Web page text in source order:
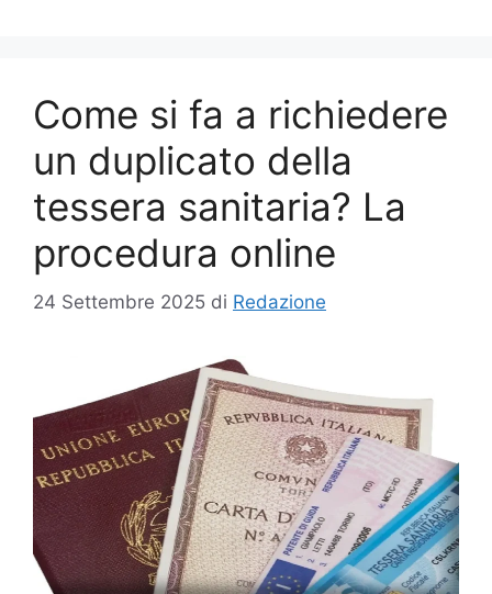
Come si fa a richiedere
un duplicato della
tessera sanitaria? La
procedura online
24 Settembre 2025 di Redazione